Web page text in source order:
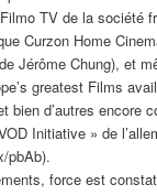
TV de la société
Curzon Home
Jérôme Chung), et
greatest Films
bien d’autres encore
Initiative » de
pbAb).
force est